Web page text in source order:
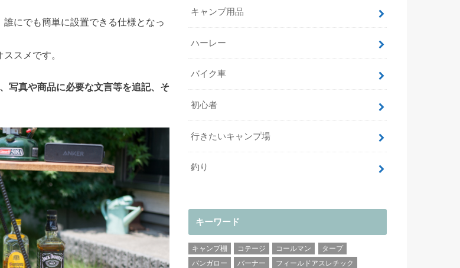
にでも簡単に設置できる仕様となっ
スメです。
写真や商品に必要な文言等を追記、そ
キャンプ用品
ハーレー
バイク車
初心者
行きたいキャンプ場
釣り
キーワード
キャンプ棚 コテージ コールマン
タープ
バンガロー
バーナー
フィールドアスレチック